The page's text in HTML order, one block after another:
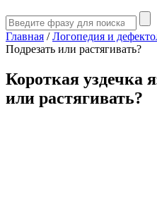
Главная / Логопедия и
Подрезать или растягивать?
Короткая уздечка
или растягивать?